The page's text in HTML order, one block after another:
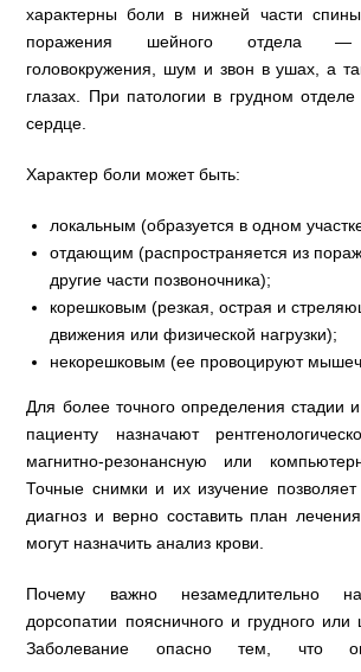
характерны боли в нижней части
поражения шейного отдела —
головокружения, шум и звон в ушах, а
глазах. При патологии в грудном
сердце.
Характер боли может быть:
локальным (образуется в одном
отдающим (распространяется из
другие части позвоночника);
корешковым (резкая, острая и
движения или физической нагрузки);
некорешковым (ее провоцируют
Для более точного определения стадии
пациенту назначают
магнитно-резонансную или
Точные снимки и их изучение позволяет
диагноз и верно составить план
могут назначить анализ крови.
Почему важно незамедлительно
дорсопатии поясничного и грудного или
Заболевание опасно тем, что